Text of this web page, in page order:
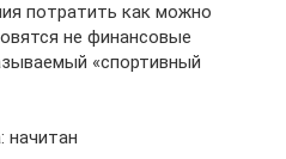
потратить как можно
не финансовые
«спортивный
начитан